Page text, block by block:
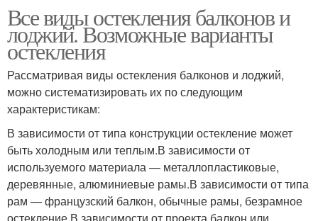
Все виды остекления балконов и
лоджий. Возможные варианты
остекления
Рассматривая виды остекления балконов и лоджий,
можно систематизировать их по следующим
характеристикам:
В зависимости от типа конструкции остекление может
быть холодным или теплым.В зависимости от
используемого материала — металлопластиковые,
деревянные, алюминиевые рамы.В зависимости от типа
рам — французский балкон, обычные рамы, безрамное